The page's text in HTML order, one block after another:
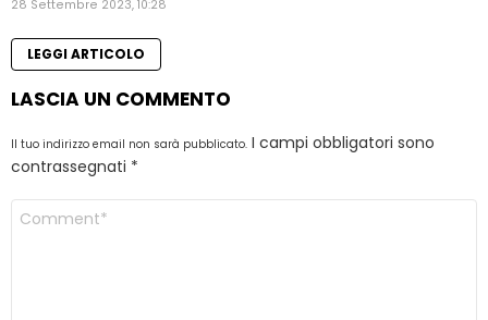
28 Settembre 2023, 10:28
LEGGI ARTICOLO
LASCIA UN COMMENTO
Il tuo indirizzo email non sarà pubblicato. I campi obbligatori sono
contrassegnati *